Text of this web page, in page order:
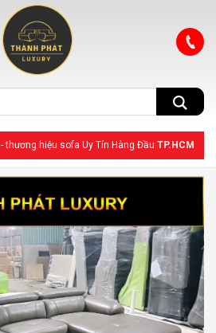
- thương hiệu sofa Uy Tín Hàng Đầu TP.HCM